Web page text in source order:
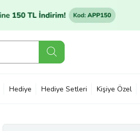
Hediye Hediye Setleri Kişiye Özel